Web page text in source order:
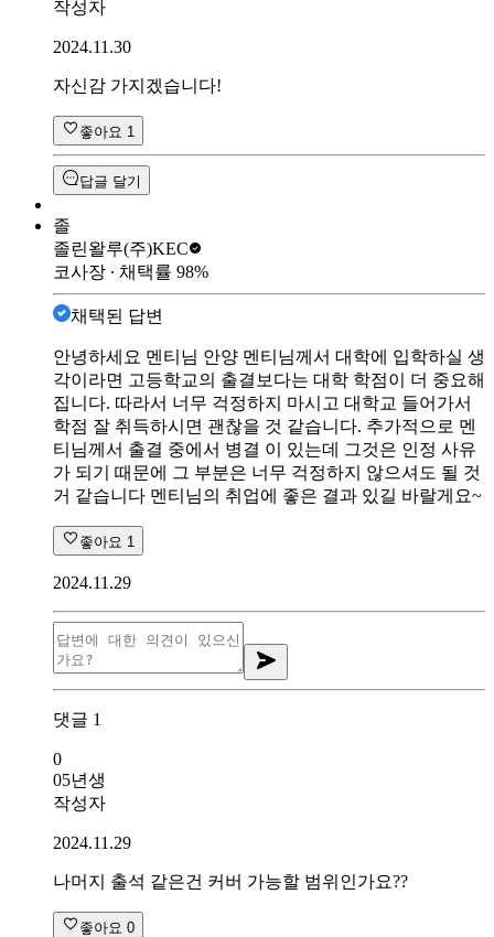
작성자
2024.11.30
자신감 가지겠습니다!
좋아요 1
답글 달기
졸
졸린왈루(주)KEC
코사장 ∙ 채택률 98%
채택된 답변
안녕하세요 멘티님 안양 멘티님께서 대학에 입학하실 생
각이라면 고등학교의 출결보다는 대학 학점이 더 중요해
집니다. 따라서 너무 걱정하지 마시고 대학교 들어가서
학점 잘 취득하시면 괜찮을 것 같습니다. 추가적으로 멘
티님께서 출결 중에서 병결 이 있는데 그것은 인정 사유
가 되기 때문에 그 부분은 너무 걱정하지 않으셔도 될 것
거 같습니다 멘티님의 취업에 좋은 결과 있길 바랄게요~
좋아요 1
2024.11.29
댓글 1
0
05년생
작성자
2024.11.29
나머지 출석 같은건 커버 가능할 범위인가요??
좋아요 0